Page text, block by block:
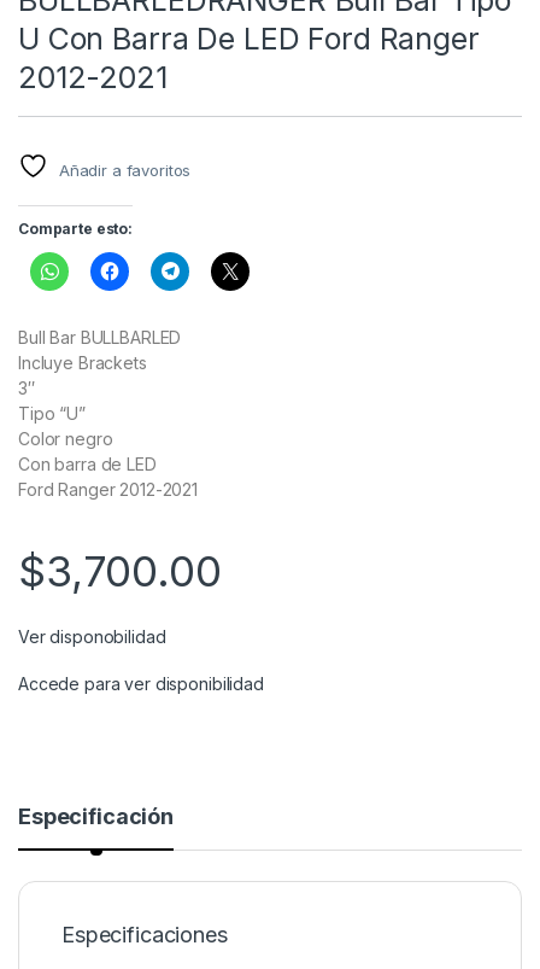
U Con Barra De LED Ford Ranger
2012-2021
Añadir a favoritos
Comparte esto:
Bull Bar BULLBARLED
Incluye Brackets
3″
Tipo “U”
Color negro
Con barra de LED
Ford Ranger 2012-2021
$3,700.00
Ver disponobilidad
Accede para ver disponibilidad
Especificación
Especificaciones